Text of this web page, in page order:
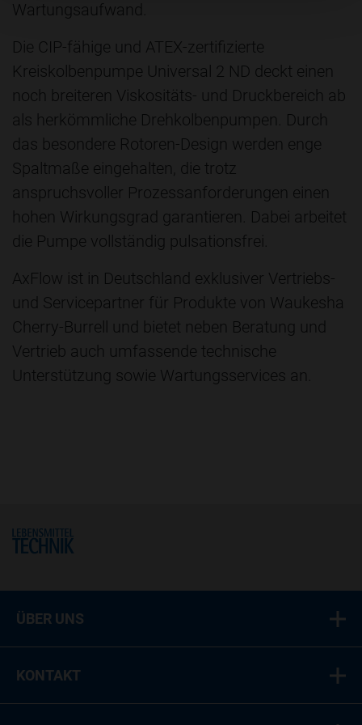
Wartungsaufwand.
Die CIP-fähige und ATEX-zertifizierte
Kreiskolbenpumpe Universal 2 ND deckt einen
noch breiteren Viskositäts- und Druckbereich ab
als herkömmliche Drehkolbenpumpen. Durch
das besondere Rotoren-Design werden enge
Spaltmaße eingehalten, die trotz
anspruchsvoller Prozessanforderungen einen
hohen Wirkungsgrad garantieren. Dabei arbeitet
die Pumpe vollständig pulsationsfrei.
AxFlow ist in Deutschland exklusiver Vertriebs-
und Servicepartner für Produkte von Waukesha
Cherry-Burrell und bietet neben Beratung und
Vertrieb auch umfassende technische
Unterstützung sowie Wartungsservices an.
Home
ÜBER UNS
KONTAKT